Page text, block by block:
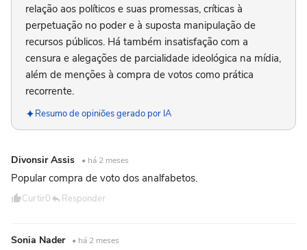
relação aos políticos e suas promessas, críticas à
perpetuação no poder e à suposta manipulação de
recursos públicos. Há também insatisfação com a
censura e alegações de parcialidade ideológica na mídia,
além de menções à compra de votos como prática
recorrente.
Resumo de opiniões gerado por IA
Divonsir Assis • há 2 meses
Popular compra de voto dos analfabetos.
Curtir0 Responder
Sonia Nader • há 2 meses